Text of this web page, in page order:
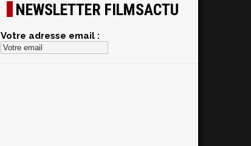
NEWSLETTER FILMSACTU
Votre adresse email :